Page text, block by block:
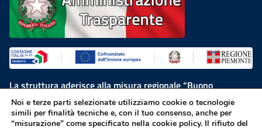
La struttura aderisce alla misura regionale “Buono
Residenzialità”, finanziata dal Programma Regionale Fondo
Sociale Europeo Plus 2021-2027
Noi e terze parti selezionate utilizziamo cookie o tecnologie
simili per finalità tecniche e, con il tuo consenso, anche per
“misurazione” come specificato nella cookie policy. Il rifiuto del